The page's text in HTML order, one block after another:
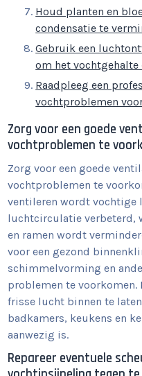
Houd planten en
condensatie te
Gebruik een
om het
Raadpleeg een
vochtproblemen
Zorg voor een goede
vochtproblemen te
Zorg voor een goede
vochtproblemen te
ventileren wordt vochtige
luchtcirculatie verbeterd,
en ramen wordt
voor een gezond
schimmelvorming en
problemen te
frisse lucht binnen te
badkamers, keukens en
aanwezig is.
Repareer eventuele